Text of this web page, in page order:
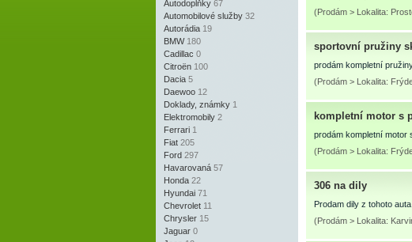
Autodoplňky 67
Automobilové služby 32
Autorádia 19
BMW 180
Cadillac 0
Citroën 100
Dacia 5
Daewoo 12
Doklady, známky 1
Elektromobily 2
Ferrari 1
Fiat 205
Ford 297
Havarovaná 57
Honda 22
Hyundai 71
Chevrolet 11
Chrysler 15
Jaguar 0
(Prodám > Lokalita:
sportovní pružiny
prodám kompletní
(Prodám > Lokalita:
kompletní motor s
prodám kompletní motor
(Prodám > Lokalita:
306 na dily
Prodam dily z tohoto
(Prodám > Lokalita: